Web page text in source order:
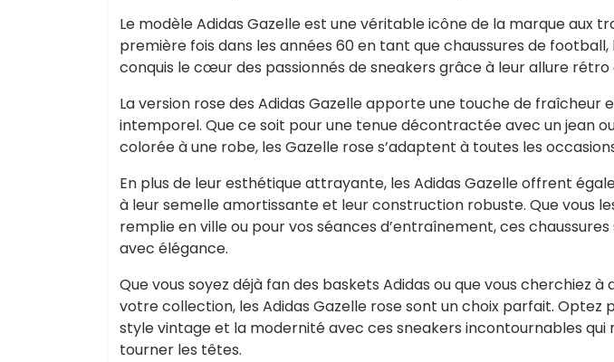
Le modèle Adidas Gazelle est une véritable icône de la marque aux
première fois dans les années 60 en tant que chaussures de
conquis le cœur des passionnés de sneakers grâce à leur allure
La version rose des Adidas Gazelle apporte une touche de fraîcheur
intemporel. Que ce soit pour une tenue décontractée avec un jean
colorée à une robe, les Gazelle rose s’adaptent à toutes les
En plus de leur esthétique attrayante, les Adidas Gazelle offrent
à leur semelle amortissante et leur construction robuste. Que vous
remplie en ville ou pour vos séances d’entraînement, ces
avec élégance.
Que vous soyez déjà fan des baskets Adidas ou que vous cherchiez
votre collection, les Adidas Gazelle rose sont un choix parfait. Optez
style vintage et la modernité avec ces sneakers incontournables
tourner les têtes.